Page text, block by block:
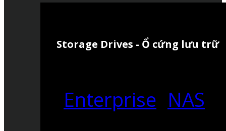
Storage Drives - Ổ cứng lưu trữ
Enterprise NAS